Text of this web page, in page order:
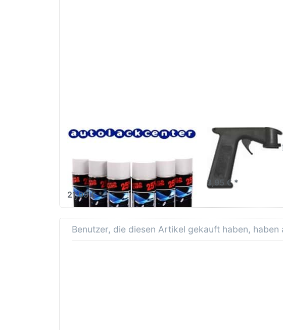
Spraila Grundierung grau
AutoK
Spraila Lackspray ist ideal zur Teile-
Lackierung am Auto
21,99 € *
SPRAYMAX
SprayMax
3,95 € *
Benutzer, die diesen Artikel gekauft haben, haben